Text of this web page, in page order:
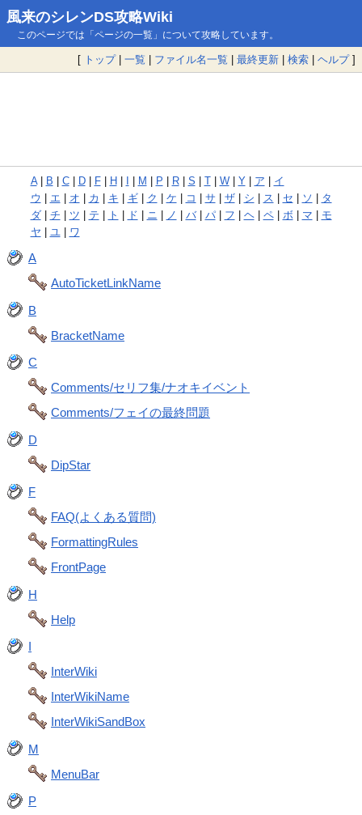
風来のシレンDS攻略Wiki
このページでは「ページの一覧」について攻略しています。
[ トップ| 一覧 | ファイル名一覧 | 最終更新 | 検索 | ヘルプ]
A| B C| D| F| H M P R| S T| W| Y| ア
イ
ウ
エ オ カ キ ギ| ク ケ コ サ| ザ| シ ス セ ソ
タ
ダ| チ ツ テ ト ド ニ ノ バ| パ| フ ヘ| ペ| ボ| マ
モ
ヤ
ユ| ワ
A
AutoTicketLinkName
B
BracketName
C
Comments/セリフ集/ナオキイベント
Comments/フェイの最終問題
D
DipStar
F
FAQ(よくある質問)
FormattingRules
FrontPage
H
Help
I
InterWiki
InterWikiName
InterWikiSandBox
M
MenuBar
P